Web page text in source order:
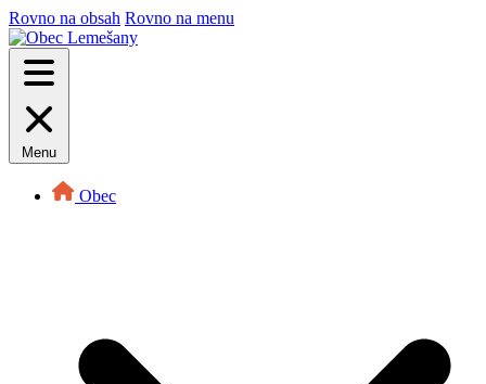
Rovno na obsah Rovno na menu
Menu
Obec